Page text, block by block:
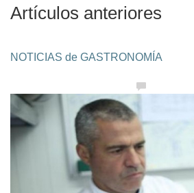
Artículos anteriores
NOTICIAS de GASTRONOMÍA